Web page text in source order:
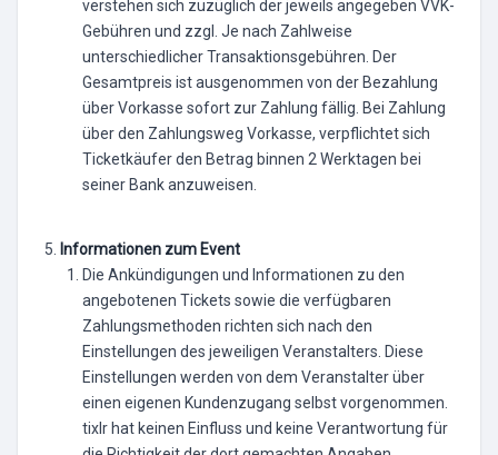
verstehen sich zuzüglich der jeweils angegeben VVK-
Gebühren und zzgl. Je nach Zahlweise
unterschiedlicher Transaktionsgebühren. Der
Gesamtpreis ist ausgenommen von der Bezahlung
über Vorkasse sofort zur Zahlung fällig. Bei Zahlung
über den Zahlungsweg Vorkasse, verpflichtet sich
Ticketkäufer den Betrag binnen 2 Werktagen bei
seiner Bank anzuweisen.
Informationen zum Event
Die Ankündigungen und Informationen zu den
angebotenen Tickets sowie die verfügbaren
Zahlungsmethoden richten sich nach den
Einstellungen des jeweiligen Veranstalters. Diese
Einstellungen werden von dem Veranstalter über
einen eigenen Kundenzugang selbst vorgenommen.
tixlr hat keinen Einfluss und keine Verantwortung für